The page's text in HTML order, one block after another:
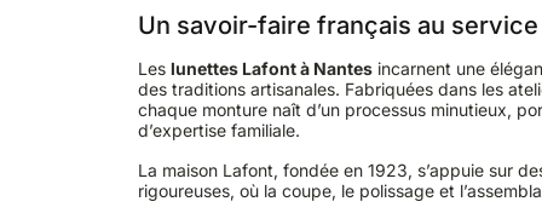
Un savoir-faire français au
Les lunettes Lafont à Nantes incarnent une
des traditions artisanales. Fabriquées dans les
chaque monture naît d’un processus minutieux,
d’expertise familiale.
La maison Lafont, fondée en 1923, s’appuie sur
rigoureuses, où la coupe, le polissage et